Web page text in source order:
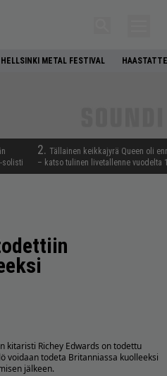
HELLSINKI METAL FESTIVAL
solisti
2. Tällainen keikkajyrä Queen oli
– katso tulinen livetallenne vuodelta
kitaristi Richey Edwards on todettu
voidaan todeta Britanniassa kuolleeksi
jälkeen.